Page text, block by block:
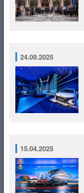
24.09.2025
15.04.2025